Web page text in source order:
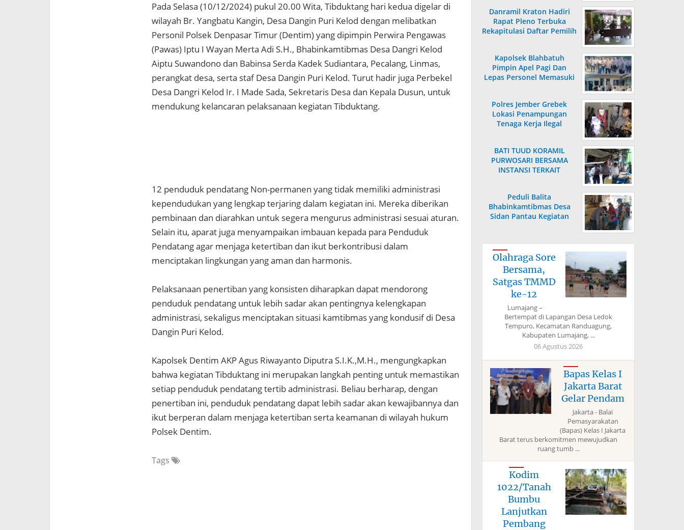
Pada Selasa (10/12/2024) pukul 20.00 Wita, Tibduktang hari kedua digelar di
wilayah Br. Yangbatu Kangin, Desa Dangin Puri Kelod dengan melibatkan
Personil Polsek Denpasar Timur (Dentim) yang dipimpin Perwira Pengawas
(Pawas) Iptu I Wayan Merta Adi S.H., Bhabinkamtibmas Desa Dangri Kelod
Aiptu Suwandono dan Babinsa Serda Kadek Sudiantara, Pecalang, Linmas,
perangkat desa, serta staf Desa Dangin Puri Kelod. Turut hadir juga Perbekel
Desa Dangri Kelod Ir. I Made Sada, Sekretaris Desa dan Kepala Dusun, untuk
mendukung kelancaran pelaksanaan kegiatan Tibduktang.
12 penduduk pendatang Non-permanen yang tidak memiliki administrasi
kependudukan yang lengkap terjaring dalam kegiatan ini. Mereka diberikan
pembinaan dan diarahkan untuk segera mengurus administrasi sesuai aturan.
Selain itu, aparat juga menyampaikan imbauan kepada para Penduduk
Pendatang agar menjaga ketertiban dan ikut berkontribusi dalam
menciptakan lingkungan yang aman dan harmonis.
Pelaksanaan penertiban yang konsisten diharapkan dapat mendorong
penduduk pendatang untuk lebih sadar akan pentingnya kelengkapan
administrasi, sekaligus menciptakan situasi kamtibmas yang kondusif di Desa
Dangin Puri Kelod.
Kapolsek Dentim AKP Agus Riwayanto Diputra S.I.K.,M.H., mengungkapkan
bahwa kegiatan Tibduktang ini merupakan langkah penting untuk memastikan
setiap penduduk pendatang tertib administrasi. Beliau berharap, dengan
penertiban ini, penduduk pendatang dapat lebih sadar akan kewajibannya dan
ikut berperan dalam menjaga ketertiban serta keamanan di wilayah hukum
Polsek Dentim.
Tags
Danramil Kraton Hadiri
Rapat Pleno Terbuka
Rekapitulasi Daftar Pemilih
Kapolsek Blahbatuh
Pimpin Apel Pagi Dan
Lepas Personel Memasuki
Polres Jember Grebek
Lokasi Penampungan
Tenaga Kerja Ilegal
BATI TUUD KORAMIL
PURWOSARI BERSAMA
INSTANSI TERKAIT
SEMBAKO
Peduli Balita
Bhabinkamtibmas Desa
Sidan Pantau Kegiatan
Olahraga Sore
Bersama,
Satgas TMMD
ke-12
Lumajang –
Bertempat di Lapangan Desa Ledok
Tempuro, Kecamatan Randuagung,
Kabupaten Lumajang, ...
06 Agustus 2026
Bapas Kelas I
Jakarta Barat
Gelar Pendam
Jakarta - Balai
Pemasyarakatan
(Bapas) Kelas I Jakarta
Barat terus berkomitmen mewujudkan
ruang tumb ...
Kodim
1022/Tanah
Bumbu
Lanjutkan
Pembang